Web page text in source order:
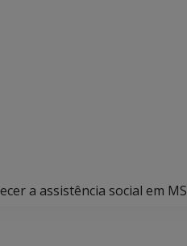
a assistência social em MS